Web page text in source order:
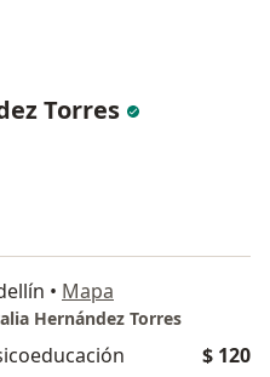
Torres
• Mapa
Hernández Torres
$ 120